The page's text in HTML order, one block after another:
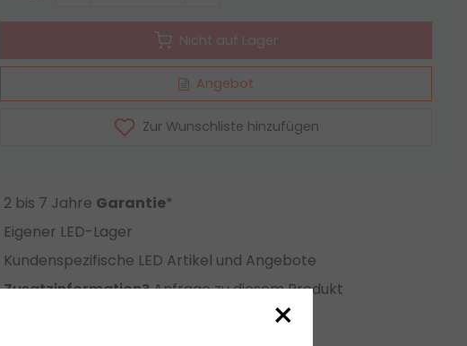
Nicht auf Lager
Angebot
Zur Wunschliste hinzufügen
2 bis 7 Jahre Garantie*
Eigener LED-Lager
Kundenspezifische LED Artikel und Angebote
Zusatzinformation?Anfrage zu diesem Produkt
×